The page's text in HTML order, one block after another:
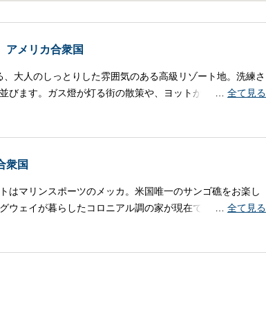
メリカ合衆国
大人のしっとりした雰囲気のある高級リゾート地。洗練さ
びます。ガス燈が灯る街の散策や、ヨットが点在する運河
全て見る
衆国
はマリンスポーツのメッカ。米国唯一のサンゴ礁をお楽し
ウェイが暮らしたコロニアル調の家が現在でも残っていま
全て見る